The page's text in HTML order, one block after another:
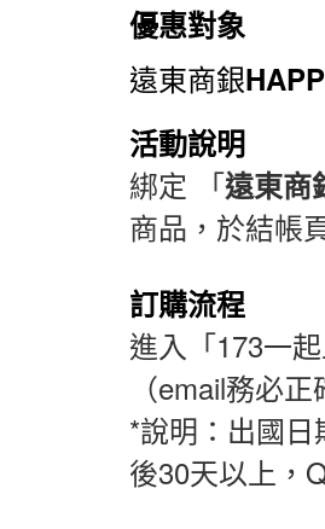
優惠對象
遠東商銀
活動說明
綁定 「遠東商
商品，於結帳
訂購流程
進入「173一
（email務必正
*說明：出國
後30天以上，